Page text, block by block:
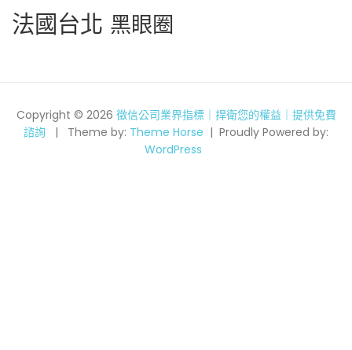
法國台北 黑眼圈
Copyright © 2026 徵信公司業界指標｜捍衛您的權益｜提供免費
諮詢
Theme by: Theme Horse
Proudly Powered by:
WordPress